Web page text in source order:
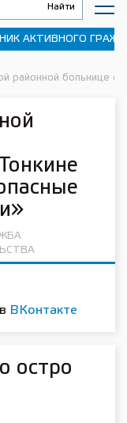
АКТИВНОГО
районной больнице
ВКонтакте
остро